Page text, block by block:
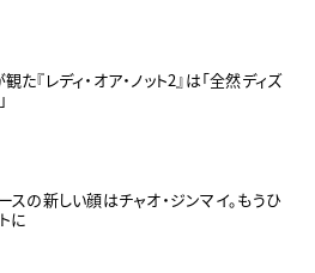
た『レディ・オア・ノット2』は「全然ディズ
スの新しい顔はチャオ・ジンマイ。もうひ
に